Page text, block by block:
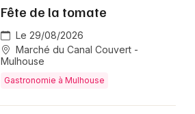
Fête de la tomate
Le 29/08/2026
Marché du Canal Couvert -
Mulhouse
Gastronomie à Mulhouse